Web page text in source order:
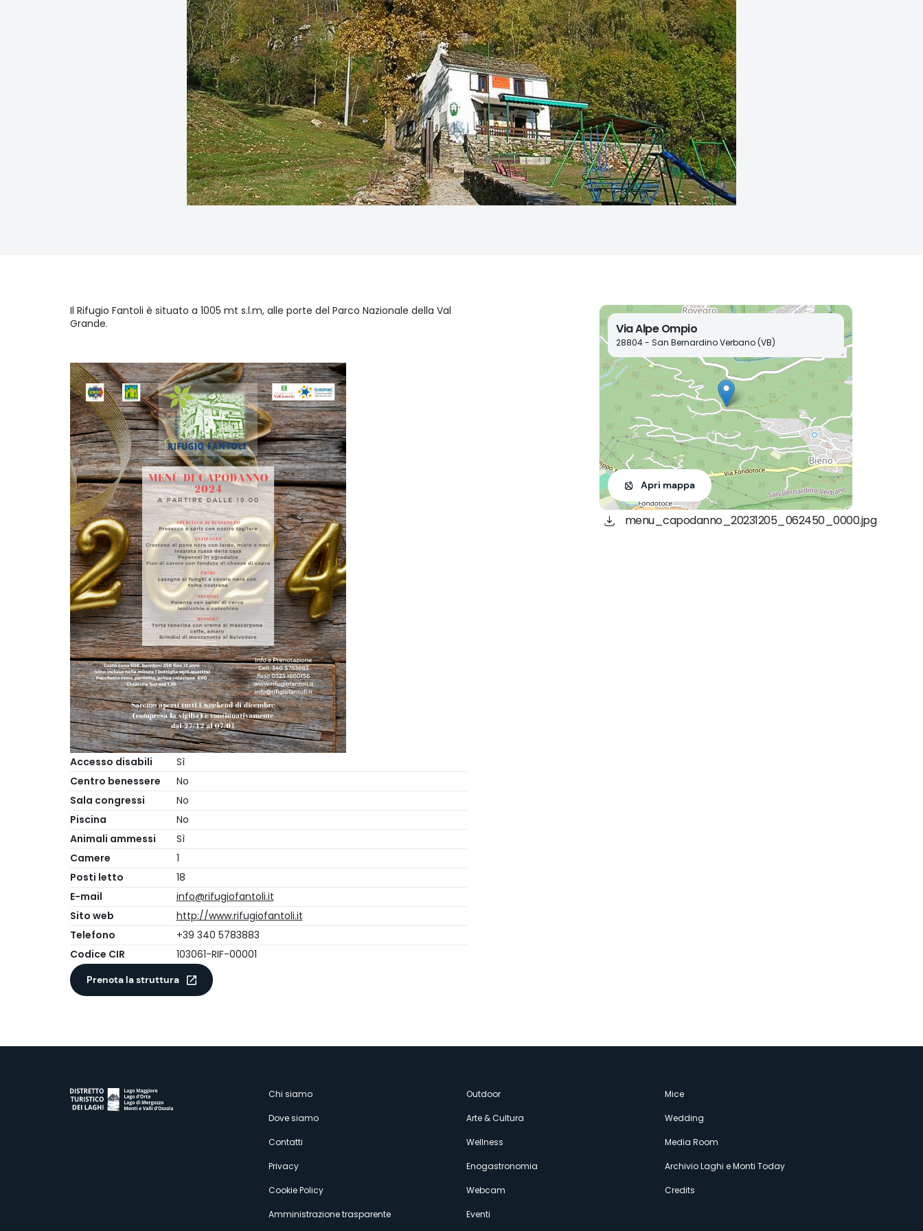
Il Rifugio Fantoli è situato a 1005 mt s.l.m, alle porte del Parco Nazionale della Val
Grande.
Accesso disabili
Sì
Centro benessere
No
Sala congressi
No
Piscina
No
Animali ammessi
Sì
Camere
1
Posti letto
18
E-mail
info@rifugiofantoli.it
Sito web
http://www.rifugiofantoli.it
Telefono
+39 340 5783883
Codice CIR
103061-RIF-00001
Prenota la struttura
Via Alpe Ompio
28804 - San Bernardino Verbano (VB)
Apri mappa
menu_capodanno_20231205_062450_0000.jpg
Menù
secondario
Chi siamo
Dove siamo
Contatti
Privacy
Cookie Policy
Amministrazione trasparente
Outdoor
Arte & Cultura
Wellness
Enogastronomia
Webcam
Eventi
Mice
Wedding
Media Room
Archivio Laghi e Monti Today
Credits